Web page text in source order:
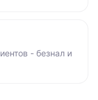
- безнал и